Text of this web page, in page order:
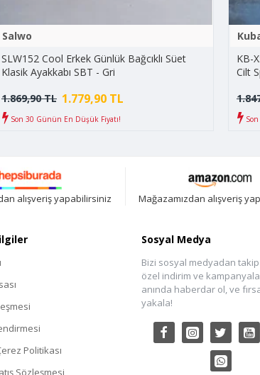
Salwo
SLW152 Cool Erkek Günlük Bağcıklı Süet
Klasik Ayakkabı SBT - Gri
1.779,90 TL
1.869,90 TL
Son 30 Günün En Düşük Fiyatı!
KB-
Cilt
alışveriş yapabilirsiniz Mağazamızdan alışveriş
Politikası
Sözleşmesi
Sosyal Medya
Bizi sosyal medyadan
özel indirim ve
anında haberdar ol, ve
yakala!